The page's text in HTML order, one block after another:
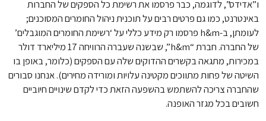
ו”אדידס”, לדוגמה, כבר פרסמו את רשימת כל הספקים של החברות
באינטרנט, כמו גם פרטים רבים על תוכנית ניהול החומרים המסוכנים;
לעומתן, ב-h&m פרסמו רק מידע כללי על ‘רשימת החומרים המוגבלים’
של החברה. חברת “h&m”, שבשנה שעברה הרוויחה 17 מיליארד דולר
במכירות, מתגאה בקשרים ההדוקים שלה עם הספקים (כלומר, באופן בו
השיטה של פחות מתווכים מקטינה עלויות ומורידה מחירים). אנחנו סבורים
שהחברה צריכה להשתמש בהשפעה הזאת כדי לקדם שינויים חיוביים
חשובים בכל מגזר האופנה.